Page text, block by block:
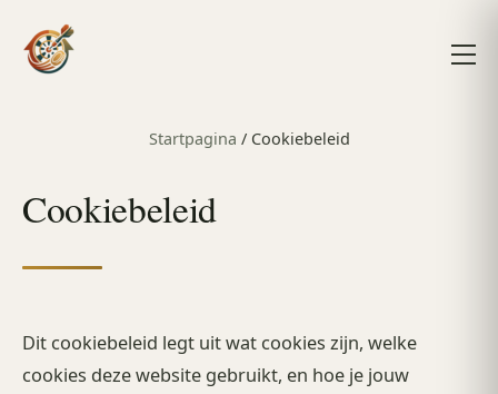
Startpagina / Cookiebeleid
Cookiebeleid
Dit cookiebeleid legt uit wat cookies zijn, welke
cookies deze website gebruikt, en hoe je jouw